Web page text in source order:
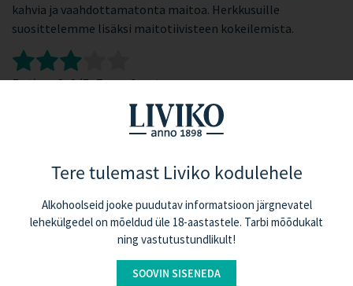
kahvia ja vaahdottamatonta maitoa. Herkkusuille
suosittelemme lisäksi maitotiivisteen kokeilemista.
Rate this item:
Rating:3.0/5. From 2 votes.
Samanlaisia cocktaileja
Tere tulemast Liviko kodulehele
Alkohoolseid jooke puudutav informatsioon järgnevatel
lehekülgedel on mõeldud üle 18-aastastele. Tarbi mõõdukalt
ning vastutustundlikult!
SOOVIN SISENEDA